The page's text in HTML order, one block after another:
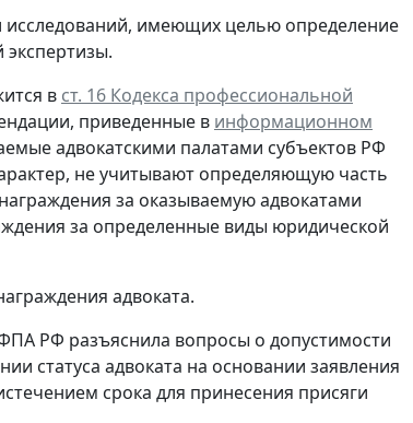
исследований, имеющих целью определение
в ст. 16 Кодекса профессиональной
приведенные в информационном
адвокатскими палатами субъектов РФ
не учитывают определяющую часть
за оказываемую адвокатами
за определенные виды юридической
адвоката.
РФ разъяснила вопросы о допустимости
статуса адвоката на основании заявления
срока для принесения присяги